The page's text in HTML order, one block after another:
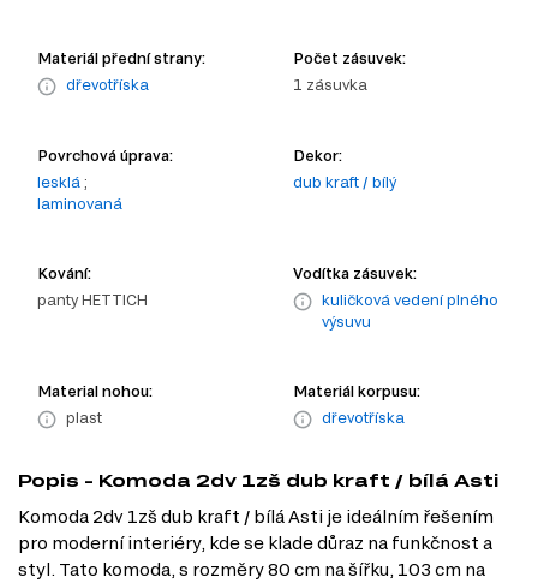
Materiál přední strany:
dřevotříska
Počet zásuvek:
1 zásuvka
Povrchová úprava:
lesklá ;
laminovaná
Dekor:
dub kraft / bílý
Kování:
panty HETTICH
Vodítka zásuvek:
kuličková vedení plného
výsuvu
Material nohou:
plast
Materiál korpusu:
dřevotříska
Popis - Komoda 2dv 1zš dub kraft / bílá Asti
Komoda 2dv 1zš dub kraft / bílá Asti je ideálním řešením
pro moderní interiéry, kde se klade důraz na funkčnost a
styl. Tato komoda, s rozměry 80 cm na šířku, 103 cm na